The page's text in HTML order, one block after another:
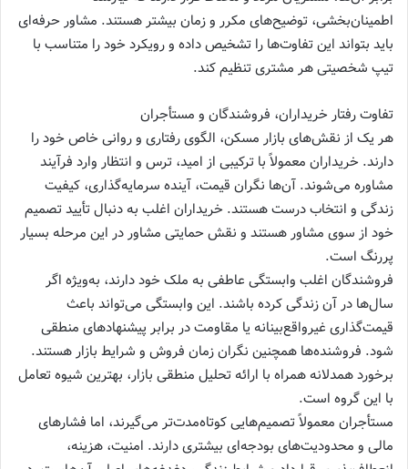
اطمینان‌بخشی، توضیح‌های مکرر و زمان بیشتر هستند. مشاور حرفه‌ای
باید بتواند این تفاوت‌ها را تشخیص داده و رویکرد خود را متناسب با
تیپ شخصیتی هر مشتری تنظیم کند.
تفاوت رفتار خریداران، فروشندگان و مستأجران
هر یک از نقش‌های بازار مسکن، الگوی رفتاری و روانی خاص خود را
دارند. خریداران معمولاً با ترکیبی از امید، ترس و انتظار وارد فرآیند
مشاوره می‌شوند. آن‌ها نگران قیمت، آینده سرمایه‌گذاری، کیفیت
زندگی و انتخاب درست هستند. خریداران اغلب به دنبال تأیید تصمیم
خود از سوی مشاور هستند و نقش حمایتی مشاور در این مرحله بسیار
پررنگ است.
فروشندگان اغلب وابستگی عاطفی به ملک خود دارند، به‌ویژه اگر
سال‌ها در آن زندگی کرده باشند. این وابستگی می‌تواند باعث
قیمت‌گذاری غیرواقع‌بینانه یا مقاومت در برابر پیشنهادهای منطقی
شود. فروشنده‌ها همچنین نگران زمان فروش و شرایط بازار هستند.
برخورد همدلانه همراه با ارائه تحلیل منطقی بازار، بهترین شیوه تعامل
با این گروه است.
مستأجران معمولاً تصمیم‌هایی کوتاه‌مدت‌تر می‌گیرند، اما فشارهای
مالی و محدودیت‌های بودجه‌ای بیشتری دارند. امنیت، هزینه،